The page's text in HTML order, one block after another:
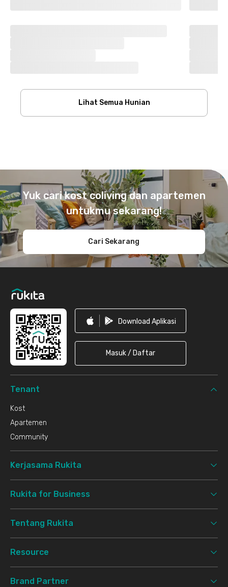
Lihat Semua Hunian
Yuk cari kost coliving dan apartemen
untukmu sekarang!
Cari Sekarang
Download Aplikasi
Masuk / Daftar
Tenant
Kost
Apartemen
Community
Kerjasama Rukita
Rukita for Business
Tentang Rukita
Resource
Brand Partner